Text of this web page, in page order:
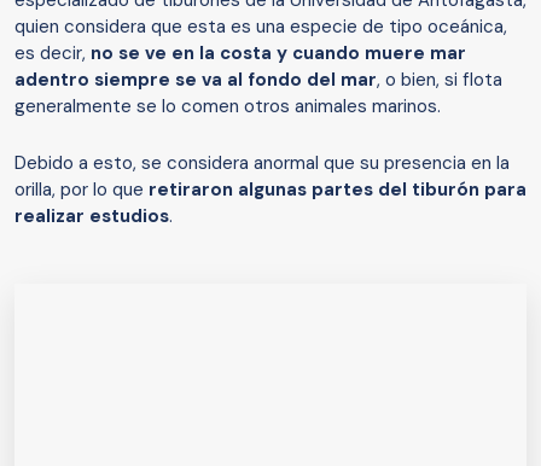
quien considera que esta es una especie de tipo oceánica,
es decir, no se ve en la costa y cuando muere mar
adentro siempre se va al fondo del mar, o bien, si flota
generalmente se lo comen otros animales marinos.
Debido a esto, se considera anormal que su presencia en la
orilla, por lo que retiraron algunas partes del tiburón para
realizar estudios.